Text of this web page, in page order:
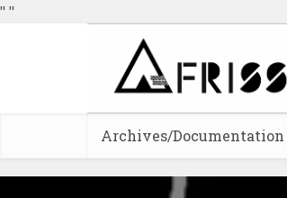
" "
Archives/Documentation